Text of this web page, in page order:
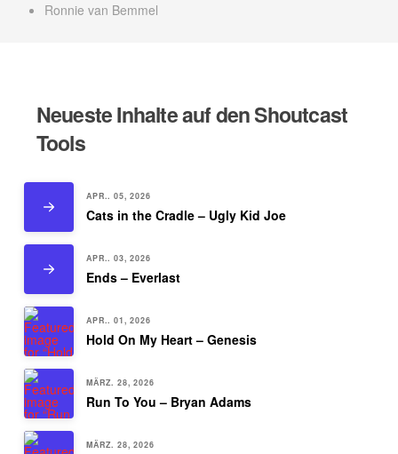
Ronnie van Bemmel
Neueste Inhalte auf den Shoutcast
Tools
APR.. 05, 2026
Cats in the Cradle – Ugly Kid Joe
APR.. 03, 2026
Ends – Everlast
APR.. 01, 2026
Hold On My Heart – Genesis
MÄRZ. 28, 2026
Run To You – Bryan Adams
MÄRZ. 28, 2026